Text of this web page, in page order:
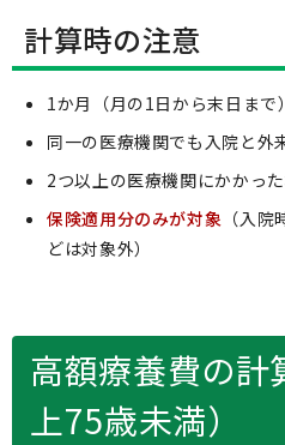
計算時の注意
1か月（月の1日から末日まで
同一の医療機関でも入院と外
2つ以上の医療機関にかかっ
保険適用分のみが対象 （入
どは対象外）
高額療養費の計
上75歳未満）